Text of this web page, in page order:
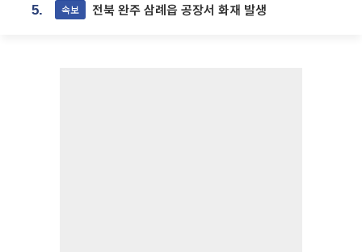
5. 속보 전북 완주 삼례읍 공장서 화재 발생